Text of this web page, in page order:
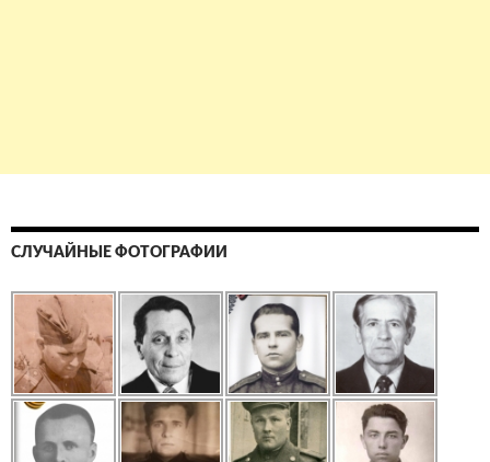
СЛУЧАЙНЫЕ ФОТОГРАФИИ